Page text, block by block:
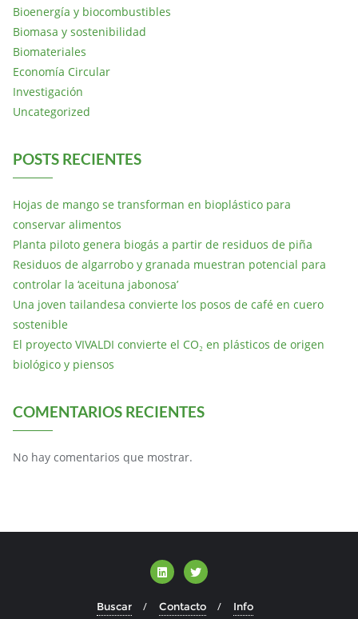
Bioenergía y biocombustibles
Biomasa y sostenibilidad
Biomateriales
Economía Circular
Investigación
Uncategorized
POSTS RECIENTES
Hojas de mango se transforman en bioplástico para
conservar alimentos
Planta piloto genera biogás a partir de residuos de piña
Residuos de algarrobo y granada muestran potencial para
controlar la ‘aceituna jabonosa’
Una joven tailandesa convierte los posos de café en cuero
sostenible
El proyecto VIVALDI convierte el CO₂ en plásticos de origen
biológico y piensos
COMENTARIOS RECIENTES
No hay comentarios que mostrar.
Buscar Contacto Info